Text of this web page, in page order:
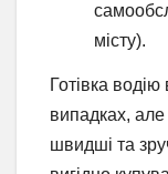
місту).
Готівка
випадках, але
швидші та